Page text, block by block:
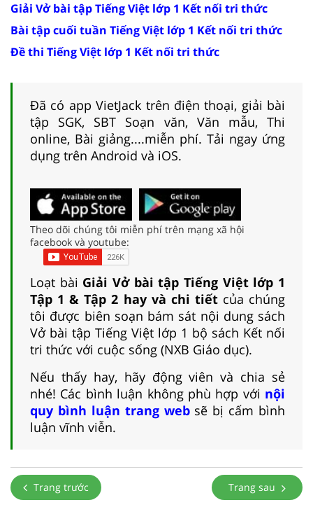
Giải Vở bài tập Tiếng Việt lớp 1 Kết nối tri thức
Bài tập cuối tuần Tiếng Việt lớp 1 Kết nối tri thức
Đề thi Tiếng Việt lớp 1 Kết nối tri thức
Đã có app VietJack trên điện thoại, giải bài
tập SGK, SBT Soạn văn, Văn mẫu, Thi
online, Bài giảng....miễn phí. Tải ngay ứng
dụng trên Android và iOS.
Theo dõi chúng tôi miễn phí trên mạng xã hội
facebook và youtube:
Loạt bài Giải Vở bài tập Tiếng Việt lớp 1
Tập 1 & Tập 2 hay và chi tiếtcủa chúng
tôi được biên soạn bám sát nội dung sách
Vở bài tập Tiếng Việt lớp 1 bộ sách Kết nối
tri thức với cuộc sống (NXB Giáo dục).
Nếu thấy hay, hãy động viên và chia sẻ
nhé! Các bình luận không phù hợp với nội
quy bình luận trang websẽ bị cấm bình
luận vĩnh viễn.
Trang trước Trang sau